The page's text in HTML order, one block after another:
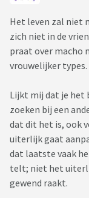
canvas dat ie
Ik ben bang dat ie
tegemoet gaat
Samen kijken
resulteert in
statistieken
overtuiging van
Vrij snel zal de
diens zaad
Het leven zal niet
zich niet in de
praat over macho
vrouwelijker types.
Lijkt mij dat je het
zoeken bij een
dat dit het is, ook
uiterlijk gaat
dat laatste vaak
telt; niet het
gewend raakt.